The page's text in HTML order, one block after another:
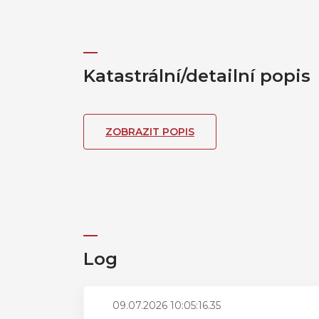
Katastrální/detailní popis
ZOBRAZIT POPIS
Log
09.07.2026 10:05:16.35